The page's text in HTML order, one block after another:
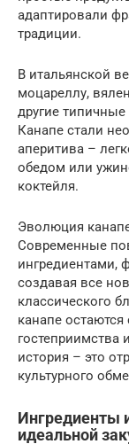
адаптировали
традиции.
В итальянской
моцареллу,
другие
Канапе стали
аперитива –
обедом или
коктейля.
Эволюция
Современные
ингредиентами,
создавая все
классического
канапе
гостеприимства
история – это
культурного
Ингредиенты
идеальной